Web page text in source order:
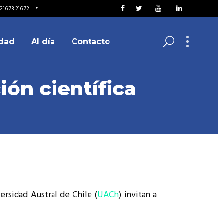
Al día Contacto
científica
Austral de Chile (UACh) invitan a